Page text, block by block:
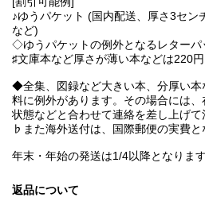
♪ゆうパケット (国内配送、厚さ3セン
など)
◇ゆうパケットの例外となるレター
♯文庫本など厚さが薄い本などは220円
◆全集、図録など大きい本、分厚い本
料に例外があります。その場合には
状態などと合わせて連絡を差し上げて
♭また海外送付は、国際郵便の実費と
年末・年始の発送は1/4以降となります
返品について